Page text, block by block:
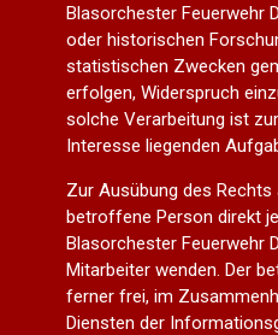
Blasorchester Feuerwehr
oder historischen
statistischen Zwecken
erfolgen, Widerspruch
solche Verarbeitung ist
Interesse liegenden
Zur Ausübung des
betroffene Person direkt
Blasorchester Feuerwehr
Mitarbeiter wenden. Der
ferner frei, im
Diensten der